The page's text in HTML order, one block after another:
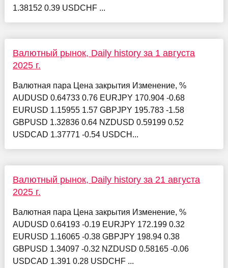
1.38152 0.39 USDCHF ...
Валютный рынок, Daily history за 1 августа
2025 г.
Валютная пара Цена закрытия Изменение, %
AUDUSD 0.64733 0.76 EURJPY 170.904 -0.68
EURUSD 1.15955 1.57 GBPJPY 195.783 -1.58
GBPUSD 1.32836 0.64 NZDUSD 0.59199 0.52
USDCAD 1.37771 -0.54 USDCH...
Валютный рынок, Daily history за 21 августа
2025 г.
Валютная пара Цена закрытия Изменение, %
AUDUSD 0.64193 -0.19 EURJPY 172.199 0.32
EURUSD 1.16065 -0.38 GBPJPY 198.94 0.38
GBPUSD 1.34097 -0.32 NZDUSD 0.58165 -0.06
USDCAD 1.391 0.28 USDCHF ...